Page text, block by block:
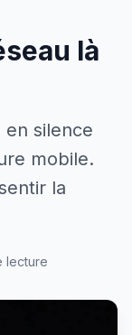
là
en silence
mobile.
la
lecture